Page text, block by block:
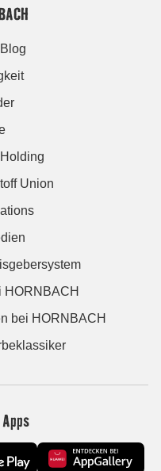
Union
HORNBACH
bei HORNBACH